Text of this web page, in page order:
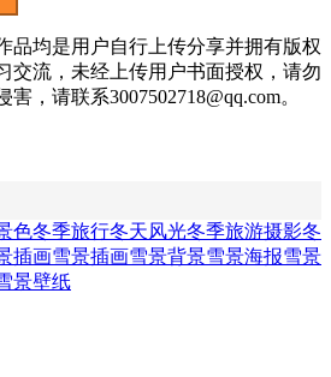
品均是用户自行上传分享并拥有版权
交流，未经上传用户书面授权，请勿
，请联系3007502718@qq.com。
色冬季旅行冬天风光冬季旅游摄影冬
插画雪景插画雪景背景雪景海报雪景
景壁纸